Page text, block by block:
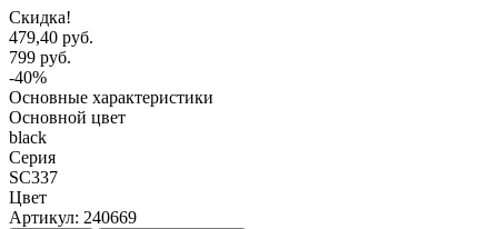
Скидка!
479,40 руб.
799 руб.
-40%
Основные характеристики
Основной цвет
black
Серия
SC337
Цвет
Артикул: 240669